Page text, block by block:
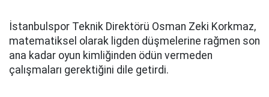
İstanbulspor Teknik Direktörü Osman Zeki Korkmaz,
matematiksel olarak ligden düşmelerine rağmen son
ana kadar oyun kimliğinden ödün vermeden
çalışmaları gerektiğini dile getirdi.